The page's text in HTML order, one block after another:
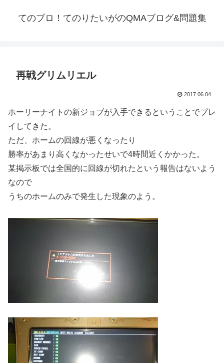
てのブロ！てのりたいがのQMAブログ&問題集
再戦グリムリエル
2017.06.04
ホーリーナイトの新ジョブが入手できるということでプレ
イしてきた。
ただ、ホームの回線が悪くなったり
勝率があまり高くなかったせいで4時間近くかかった。
某掲示板では全国的に回線が切れたという報告はないよう
なので
うちのホームのみで発生した現象のよう。